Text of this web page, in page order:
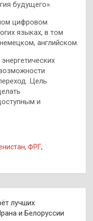
будущего».
цифровом
языках, в том
английском.
Цель
и
, ФРГ,
лучших
и Белоруссии